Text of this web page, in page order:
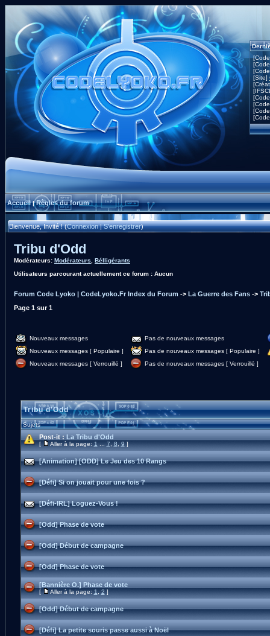
[Site]
Accueil|Règles du forum
Bienvenue, Invité ! (Connexion|S'enregistrer)
Tribu d'Odd
Modérateurs: Modérateurs
Bélligérants
Utilisateurs parcourant actuellement ce forum : Aucun
Forum Code Lyoko | CodeLyoko.Fr Index du Forum -> La Guerre des Fans ->
Page 1 sur1
Nouveaux messages
Pas de nouveaux messages
Nouveaux messages [ Populaire ]
Pas de nouveaux messages [ Populaire ]
Nouveaux messages [ Verrouillé ]
Pas de nouveaux messages [ Verrouillé ]
Tribu d'Odd
Sujets
Post-it : La Tribu d'Odd
[ Aller à la page:1...7,8,9]
[Animation] [ODD] Le Jeu des 10 Rangs
[Défi] Si on jouait pour une fois ?
[Défi-IRL] Loguez-Vous !
[Odd] Phase de vote
[Odd] Début de campagne
[Odd] Phase de vote
[Bannière O.] Phase de vote
[ Aller à la page:1,2]
[Odd] Début de campagne
[Défi] La petite souris passe aussi à Noël